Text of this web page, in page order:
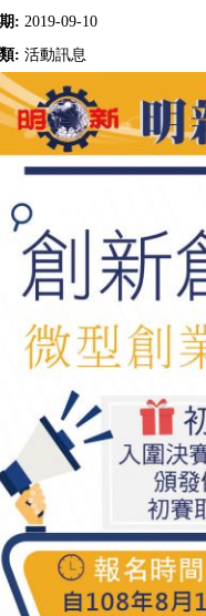
: 2019-09-10
: 活動訊息